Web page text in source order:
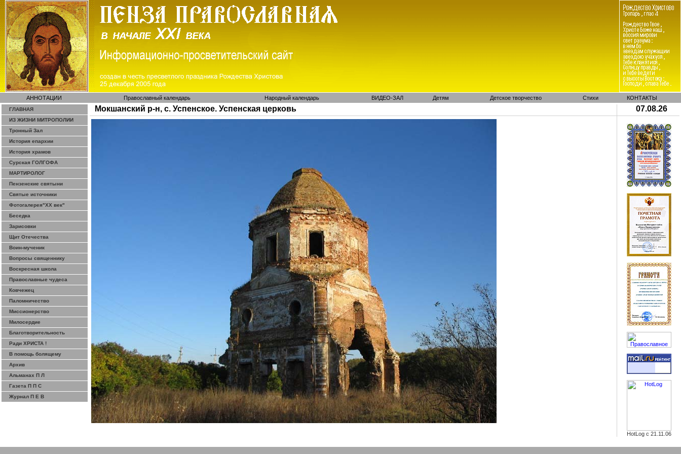
АННОТАЦИИ Православный календарь Народный календарь ВИДЕО-ЗАЛ Детям Детское творчество Стихи КОНТАКТЫ
ГЛАВНАЯ
ИЗ ЖИЗНИ МИТРОПОЛИИ
Тронный Зал
История епархии
История храмов
Сурская ГОЛГОФА
МАРТИРОЛОГ
Пензенские святыни
Святые источники
Фотогалерея"ХХ век"
Беседка
Зарисовки
Щит Отечества
Воин-мученик
Вопросы священнику
Воскресная школа
Православные чудеса
Ковчежец
Паломничество
Миссионерство
Милосердие
Благотворительность
Ради ХРИСТА !
В помощь болящему
Архив
Альманах П Л
Газета П П С
Журнал П Е В
Мокшанский р-н, с. Успенское. Успенская церковь 07.08.26
HotLog с 21.11.06